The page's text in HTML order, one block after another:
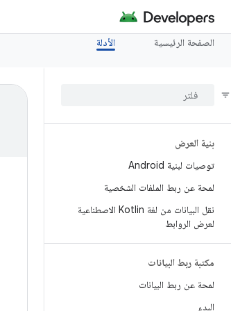
الصفحة الرئيسية الأدلة
بنية العرض
توصيات لبنية Android
لمحة عن ربط الملفات الشخصية
نقل البيانات من لغة Kotlin الاصطناعية
لعرض الروابط
مكتبة ربط البيانات
لمحة عن ربط البيانات
البدء